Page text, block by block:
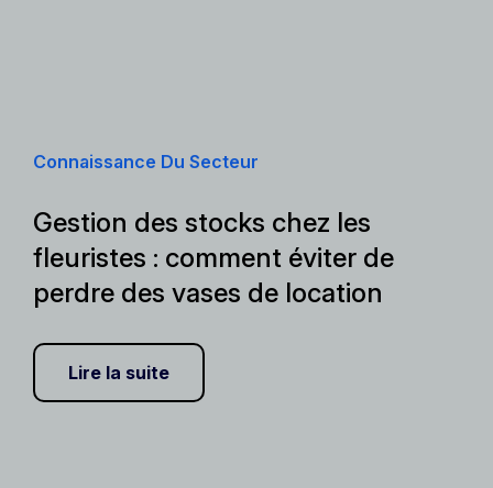
Connaissance Du Secteur
Gestion des stocks chez les
fleuristes : comment éviter de
perdre des vases de location
Lire la suite